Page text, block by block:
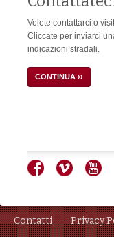
Volete contattarci o
Cliccate per inviarci
indicazioni stradali.
CONTINUA ››
Contatti Privacy